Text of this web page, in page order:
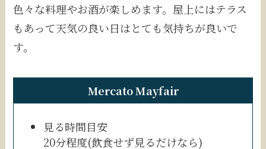
色々な料理やお酒が楽しめます。屋上にはテラス
もあって天気の良い日はとても気持ちが良いで
す。
Mercato Mayfair
見る時間目安
20分程度(飲食せず見るだけなら)